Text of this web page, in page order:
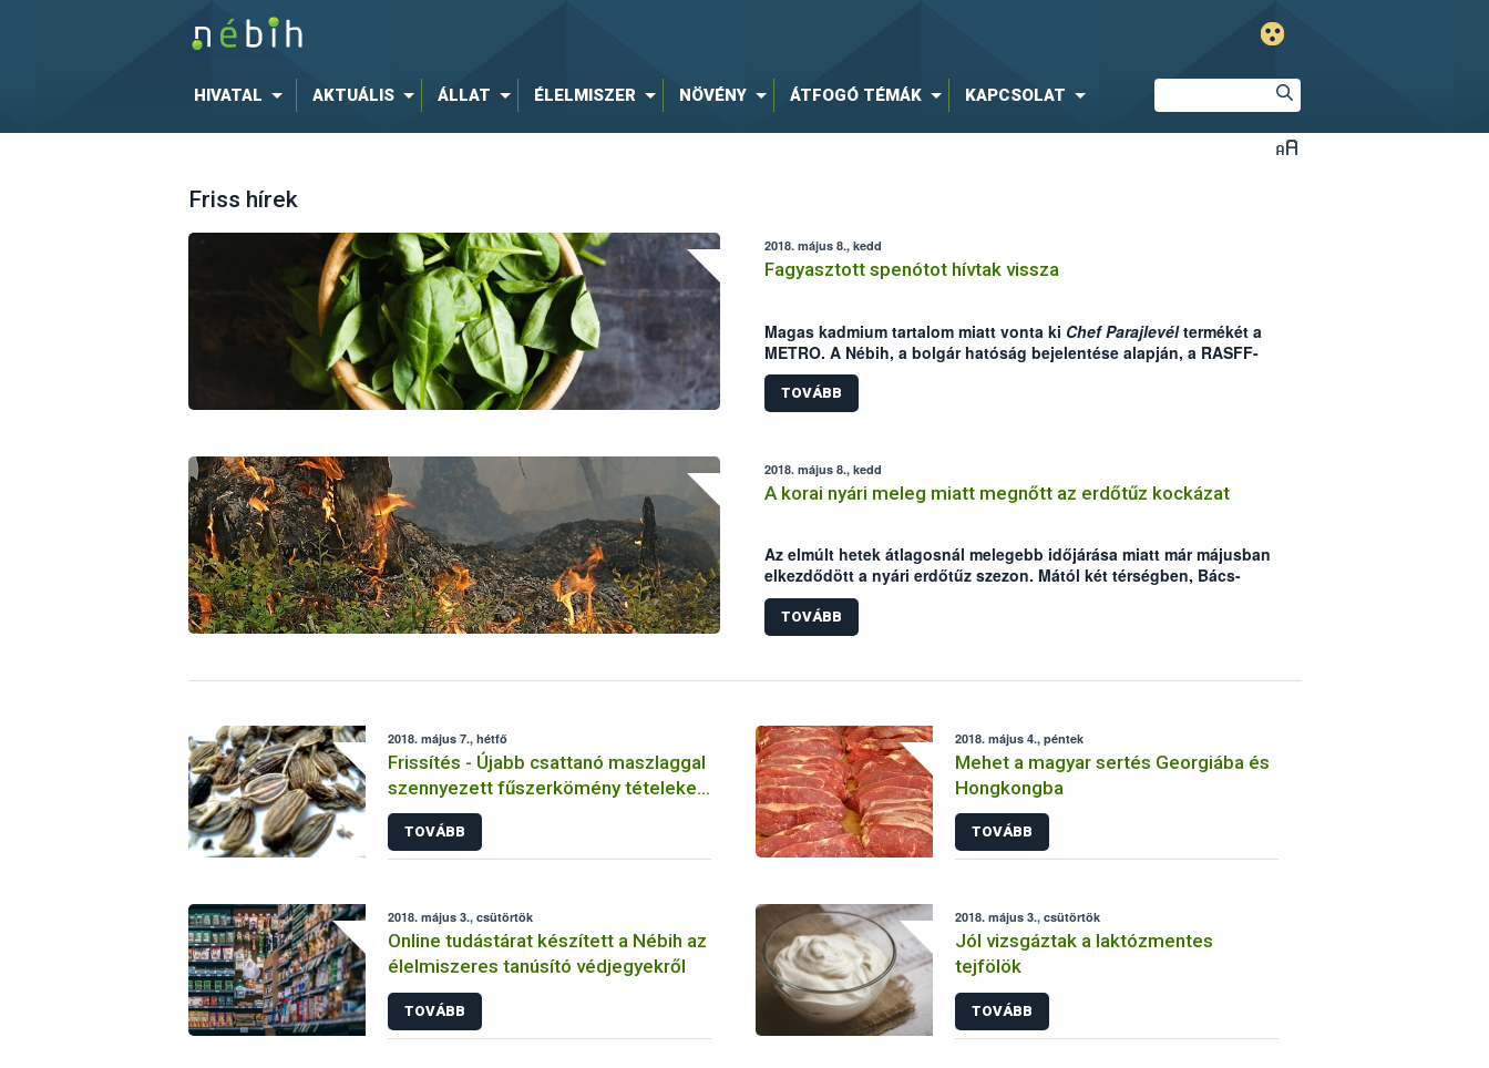
HIVATAL AKTUÁLIS ÁLLAT ÉLELMISZER NÖVÉNY ÁTFOGÓ TÉMÁK KAPCSOLAT
Friss hírek
2018. május 8., kedd
Fagyasztott spenótot hívtak vissza
Magas kadmium tartalom miatt vonta ki Chef Parajlevéltermékét a
METRO. A Nébih, a bolgár hatóság bejelentése alapján, a RASFF-
on keresztül is értesült az esetről.
TOVÁBB
2018. május 8., kedd
A korai nyári meleg miatt megnőtt az erdőtűz kockázat
Az elmúlt hetek átlagosnál melegebb időjárása miatt már májusban
elkezdődött a nyári erdőtűz szezon. Mától két térségben, Bács-
Kiskun és Csongrád megyében is érvénybe lépett a tűzgyújtási
tilalom. A Nemzeti Élelmiszerlánc-biztonsági Hivatal (Nébih) felhívja
a lakosság figyelmét, hogy legyenek fokozottan körültekintőek,
mulasztás okozza.
TOVÁBB
2018. május 7., hétfő
Frissítés - Újabb csattanó maszlaggal
szennyezett fűszerkömény tételeket
azonosított a Nébih laboratóriuma
TOVÁBB
2018. május 4., péntek
Mehet a magyar sertés Georgiába és
Hongkongba
TOVÁBB
2018. május 3., csütörtök
Online tudástárat készített a Nébih az
élelmiszeres tanúsító védjegyekről
TOVÁBB
2018. május 3., csütörtök
Jól vizsgáztak a laktózmentes
tejfölök
TOVÁBB